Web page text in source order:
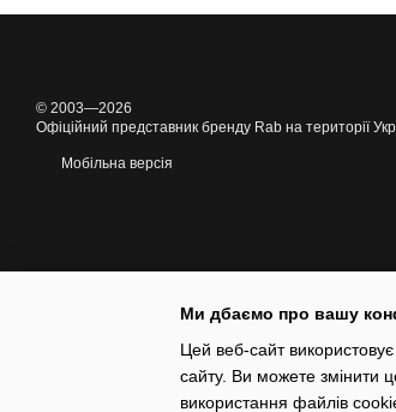
© 2003—2026
Офіційний представник бренду Rab на території
Мобільна версія
Ми дбаємо про вашу
Цей веб-сайт
сайту. Ви можете змінити
використання файлів